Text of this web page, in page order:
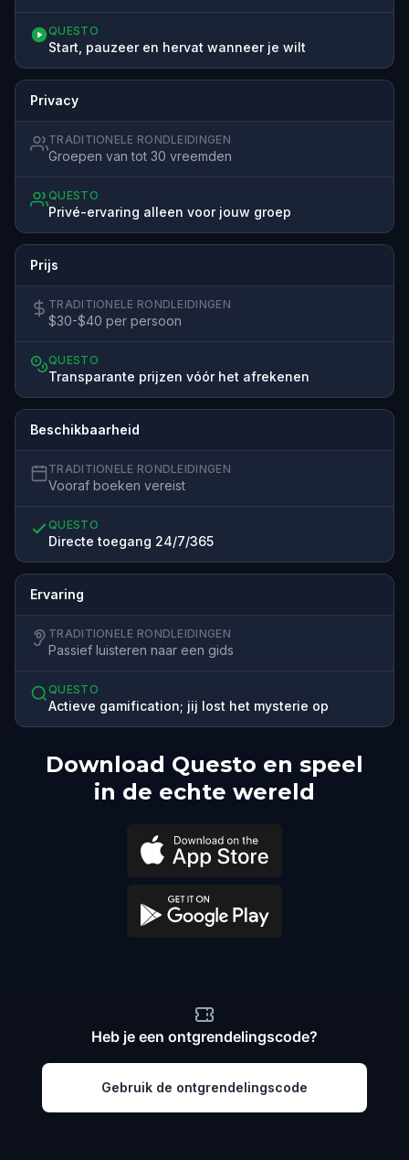
QUESTO
Start, pauzeer en hervat wanneer je wilt
Privacy
TRADITIONELE RONDLEIDINGEN
Groepen van tot 30 vreemden
QUESTO
Privé-ervaring alleen voor jouw groep
Prijs
TRADITIONELE RONDLEIDINGEN
$30-$40 per persoon
QUESTO
Transparante prijzen vóór het afrekenen
Beschikbaarheid
TRADITIONELE RONDLEIDINGEN
Vooraf boeken vereist
QUESTO
Directe toegang 24/7/365
Ervaring
TRADITIONELE RONDLEIDINGEN
Passief luisteren naar een gids
QUESTO
Actieve gamification; jij lost het mysterie op
Download Questo en speel
in de echte wereld
Heb je een ontgrendelingscode?
Gebruik de ontgrendelingscode